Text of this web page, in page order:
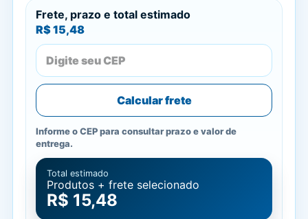
Frete, prazo e total estimado
R$ 15,48
Calcular frete
Informe o CEP para consultar prazo e valor de
entrega.
Total estimado
Produtos + frete selecionado
R$ 15,48